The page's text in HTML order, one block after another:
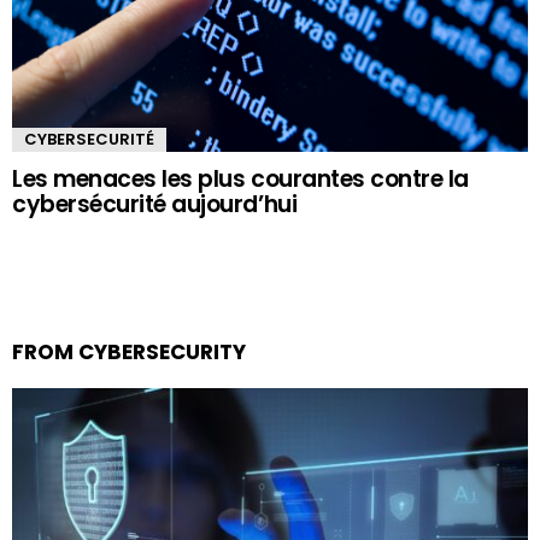
CYBERSECURITÉ
Les menaces les plus courantes contre la
cybersécurité aujourd’hui
FROM CYBERSECURITY